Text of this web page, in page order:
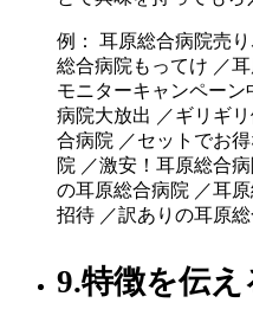
例： 耳原総合病院売
総合病院もってけ ／
モニターキャンペーン
病院大放出 ／ギリギ
合病院 ／セットでお
院 ／激安！耳原総合
の耳原総合病院 ／耳
招待 ／訳ありの耳原
9.特徴を伝え